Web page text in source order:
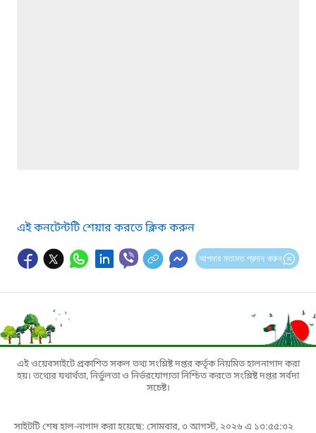
এই কনটেন্টটি শেয়ার করতে ক্লিক করুন
আপনার মতামত প্রদান করুন
এই ওয়েবসাইটে প্রকাশিত সকল তথ্য সংশ্লিষ্ট দপ্তর কর্তৃক নিয়মিত হালনাগাদ করা
হয়। তথ্যের যথার্থতা, নির্ভুলতা ও নির্ভরযোগ্যতা নিশ্চিত করতে সংশ্লিষ্ট দপ্তর সর্বদা
সচেষ্ট।
সাইটটি শেষ হাল-নাগাদ করা হয়েছে: সোমবার, ৩ আগস্ট, ২০২৬ এ ১৩:৫৫:৩২